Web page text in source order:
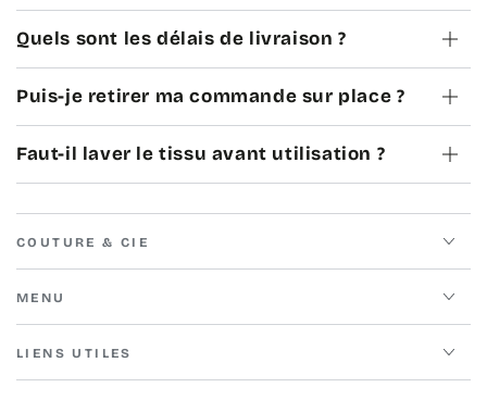
Quels sont les délais de livraison ?
Puis-je retirer ma commande sur place ?
Faut-il laver le tissu avant utilisation ?
COUTURE & CIE
MENU
LIENS UTILES